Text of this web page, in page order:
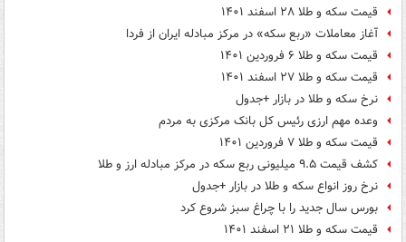
قیمت سکه و طلا ۲۸ اسفند ۱۴۰۱
آغاز معاملات «ربع سکه» در مرکز مبادله ایران از فردا
قیمت سکه و طلا ۶ فروردین ۱۴۰۱
قیمت سکه و طلا ۲۷ اسفند ۱۴۰۱
نرخ سکه و طلا در بازار +جدول
وعده مهم ارزی رئیس کل بانک مرکزی به مردم
قیمت سکه و طلا ۷ فروردین ۱۴۰۱
کشف قیمت ۹.۵ میلیونی ربع سکه در مرکز مبادله ارز و طلا
نرخ روز انواع سکه و طلا در بازار +جدول
بورس سال جدید را با چراغ سبز شروع کرد
قیمت سکه و طلا ۲۱ اسفند ۱۴۰۱